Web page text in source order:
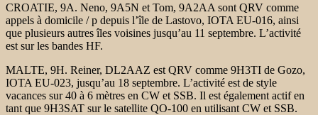
CROATIE, 9A. Neno, 9A5N et Tom, 9A2AA sont QRV comme
appels à domicile / p depuis l’île de Lastovo, IOTA EU-016, ainsi
que plusieurs autres îles voisines jusqu’au 11 septembre. L’activité
est sur les bandes HF.
MALTE, 9H. Reiner, DL2AAZ est QRV comme 9H3TI de Gozo,
IOTA EU-023, jusqu’au 18 septembre. L’activité est de style
vacances sur 40 à 6 mètres en CW et SSB. Il est également actif en
tant que 9H3SAT sur le satellite QO-100 en utilisant CW et SSB.